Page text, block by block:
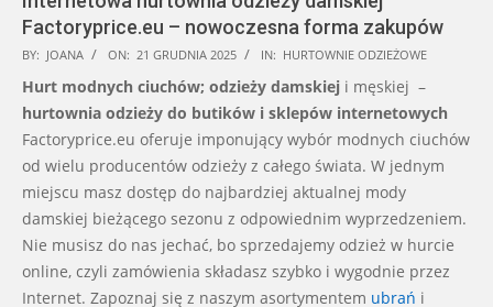
Factoryprice.eu – nowoczesna forma zakupów
2025-
12-
21
BY: JOANA ON: 21 GRUDNIA 2025 IN: HURTOWNIE ODZIEŻOWE
Hurt modnych ciuchów; odzieży damskiej i męskiej –
hurtownia odzieży do butików i sklepów internetowych
Factoryprice.eu oferuje imponujący wybór modnych ciuchów
od wielu producentów odzieży z całego świata. W jednym
miejscu masz dostęp do najbardziej aktualnej mody
damskiej bieżącego sezonu z odpowiednim wyprzedzeniem.
Nie musisz do nas jechać, bo sprzedajemy odzież w hurcie
online, czyli zamówienia składasz szybko i wygodnie przez
Internet. Zapoznaj się z naszym asortymentem ubrań i